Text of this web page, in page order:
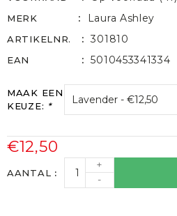
MERK Laura Ashley
ARTIKELNR. 301810
EAN 5010453341334
MAAK EEN
KEUZE: *
€12,50
AANTAL
+
-